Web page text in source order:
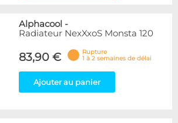
Alphacool -
Radiateur NexXxoS Monsta 120
83,90 €
Rupture
1 à 2 semaines de délai
Ajouter au panier